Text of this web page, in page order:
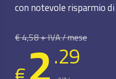
con notevole risparmio
€ 4,58 + IVA / mese
.29